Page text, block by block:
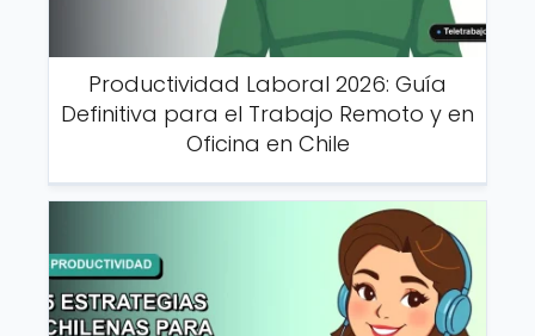
Productividad Laboral 2026: Guía
Definitiva para el Trabajo Remoto y en
Oficina en Chile